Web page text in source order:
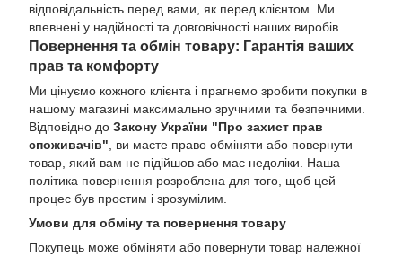
відповідальність перед вами, як перед клієнтом. Ми
впевнені у надійності та довговічності наших виробів.
Повернення та обмін товару: Гарантія ваших
прав та комфорту
Ми цінуємо кожного клієнта і прагнемо зробити покупки в
нашому магазині максимально зручними та безпечними.
Відповідно до Закону України "Про захист прав
споживачів", ви маєте право обміняти або повернути
товар, який вам не підійшов або має недоліки. Наша
політика повернення розроблена для того, щоб цей
процес був простим і зрозумілим.
Умови для обміну та повернення товару
Покупець може обміняти або повернути товар належної